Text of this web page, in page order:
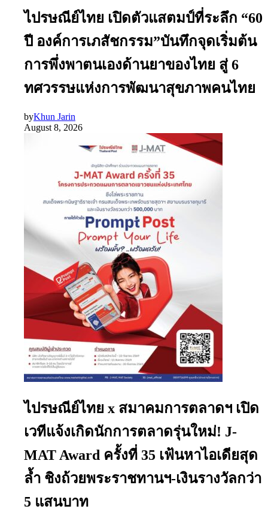
ไปรษณีย์ไทย เปิดตัวแสตมป์ที่ระลึก “60
ปี องค์การเภสัชกรรม”บันทึกจุดเริ่มต้น
การพึ่งพาตนเองด้านยาของไทย สู่ 6
ทศวรรษแห่งการพัฒนาสุขภาพคนไทย
byKhun Jarin
August 8, 2026
ไปรษณีย์ไทย x สมาคมการตลาดฯ เปิด
เวทีแจ้งเกิดนักการตลาดรุ่นใหม่! J-
MAT Award ครั้งที่ 35 เฟ้นหาไอเดียสุด
ล้ำ ชิงถ้วยพระราชทานฯ-เงินรางวัลกว่า
5 แสนบาท